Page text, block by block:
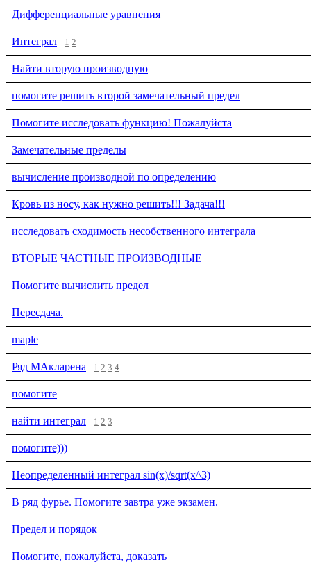
Дифференциальные уравнения
Интеграл 1 2
Найти вторую производную
помогите решить второй замечательный предел
Помогите исследовать функцию! Пожалуйста
Замечательные пределы
вычисление производной по определению
Кровь из носу, как нужно решить!!! Задача!!!
исследовать сходимость несобственного интеграла
ВТОРЫЕ ЧАСТНЫЕ ПРОИЗВОДНЫЕ
Помогите вычислить предел
Пересдача.
maple
Ряд МАкларена 1 2 3 4
помогите
найти интеграл 1 2 3
помогите)))
Неопределенный интеграл sin(x)/sqrt(x^3)
В ряд фурье. Помогите завтра уже экзамен.
Предел и порядок
Помогите, пожалуйста, доказать